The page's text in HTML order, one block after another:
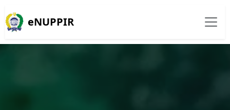
eNUPPIR